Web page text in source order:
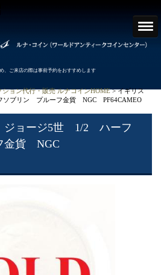
、ご来店の際は事前予約をおすすめします
ョン代行・販売 ルナコインHOME> イギリス
ブリン プルーフ金貨 NGC PF64CAMEO
ョージ5世 1/2 ハーフ
金貨 NGC